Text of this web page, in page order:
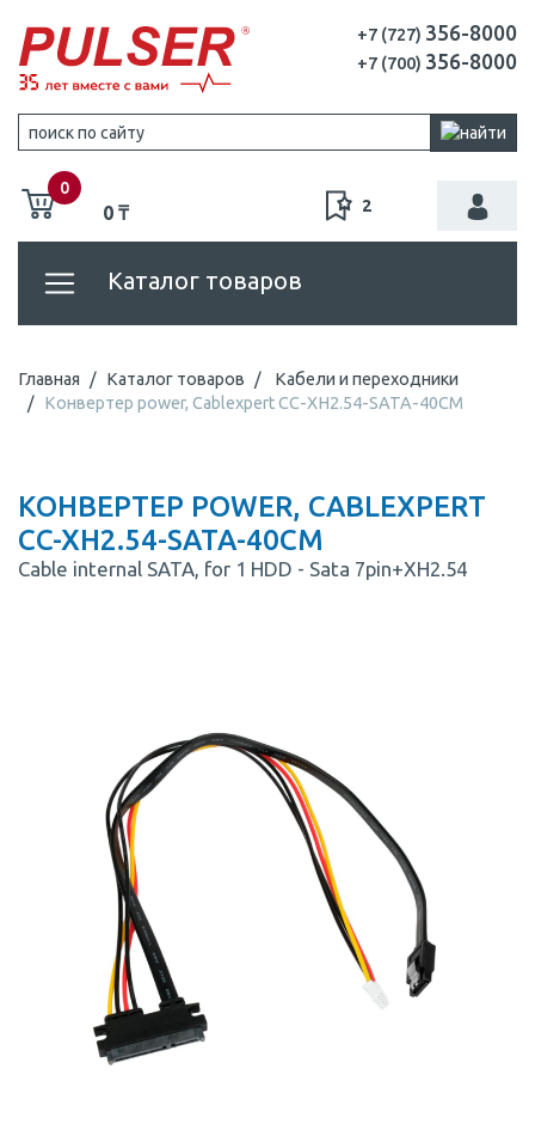
+7 (727) 356-8000
+7 (700) 356-8000
0
0 ₸ 2
Каталог товаров
Главная Каталог товаров
Кабели и переходники
Конвертер power, Cablexpert CC-XH2.54-SATA-40CM
КОНВЕРТЕР POWER, CABLEXPERT
CC-XH2.54-SATA-40CM
Cable internal SATA, for 1 HDD - Sata 7pin+XH2.54